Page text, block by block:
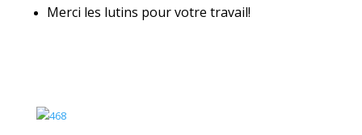
Merci les lutins pour votre travail!